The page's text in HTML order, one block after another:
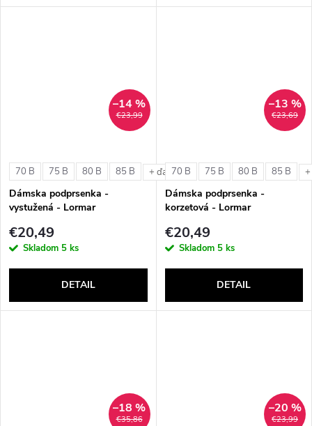
€23,99
–14 %
70 B 75 B 80 B 85 B + ďalšie
Dámska podprsenka -
vystužená - Lormar
€20,49
Skladom 5 ks
DETAIL
€23,69
–13 %
70 B 75 B 80 B 85 B
Dámska podprsenka -
korzetová - Lormar
€20,49
Skladom 5 ks
DETAIL
€35,86
–18 %
€23,99
–20 %